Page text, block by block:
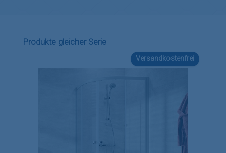
Produktgalerie überspringen
Produkte gleicher Serie
Versandkostenfrei